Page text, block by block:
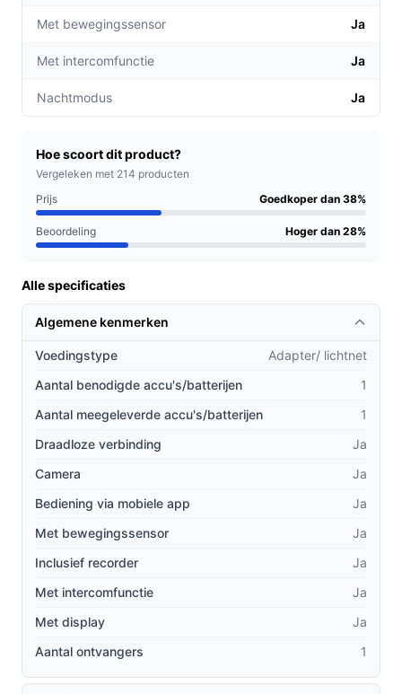
niet als u niet thuis bent.
Kleurennachtzicht:
Dankzij de geïntegreerde LED-
donker, zodat u altijd weet wat er gebeurt.
Deze deurbel is ideaal voor huiseigenaren die waarde
bent of gewoon een veilig gevoel wilt hebben, de EZVIZ
EP3x Pro is een uitstekende keuze.
Wat maakt de EZVIZ EP3x Pro uniek ten opzichte van
andere videodeurbellen?
Dubbele lens:
In tegenstelling tot veel
concurrenten, biedt deze deurbel zowel een 2K
bovenlens als een 1080p onderlens, zodat u ook
houden.
Geen abonnementskosten:
functies zonder dat u zich hoeft te abonneren op
Flexibele voedingsopties:
batterijvoeding, netstroom of het gebruik van het
meegeleverde zonnepaneel voor eindeloze
Gebruik & praktische tips
Om het meeste uit uw EZVIZ EP3x Pro te halen, volgt u
Met bewegingssensor Ja
Met intercomfunctie Ja
Nachtmodus Ja
Hoe scoort dit product?
Vergeleken met 214 producten
Prijs
Goedkoper dan 38%
Beoordeling Hoger dan 28%
Alle specificaties
Algemene kenmerken
Voedingstype
Adapter/ lichtnet
Aantal benodigde accu's/batterijen
1
Aantal meegeleverde accu's/batterijen
1
Draadloze verbinding
Ja
Camera
Ja
Bediening via mobiele app
Ja
Met bewegingssensor
Ja
Inclusief recorder
Ja
Met intercomfunctie
Ja
Met display
Ja
Aantal ontvangers
1